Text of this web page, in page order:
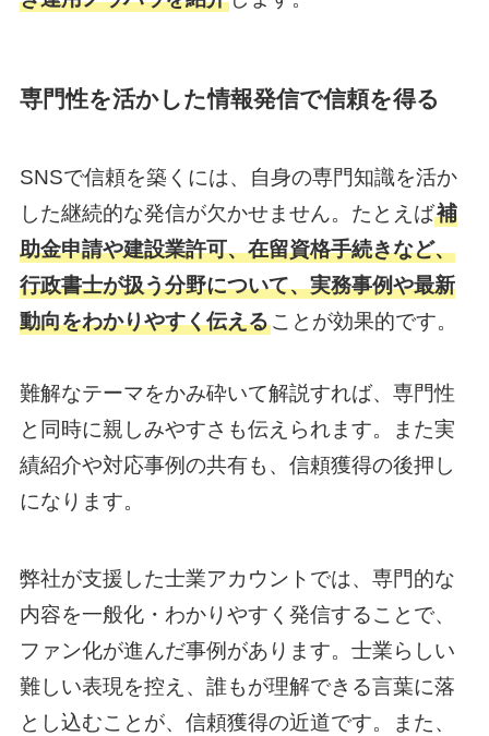
専門性を活かした情報発信で信頼を得る
SNSで信頼を築くには、自身の専門知識を活か
した継続的な発信が欠かせません。たとえば補
助金申請や建設業許可、在留資格手続きなど、
行政書士が扱う分野について、実務事例や最新
動向をわかりやすく伝えることが効果的です。
難解なテーマをかみ砕いて解説すれば、専門性
と同時に親しみやすさも伝えられます。また実
績紹介や対応事例の共有も、信頼獲得の後押し
になります。
弊社が支援した士業アカウントでは、専門的な
内容を一般化・わかりやすく発信することで、
ファン化が進んだ事例があります。士業らしい
難しい表現を控え、誰もが理解できる言葉に落
とし込むことが、信頼獲得の近道です。また、